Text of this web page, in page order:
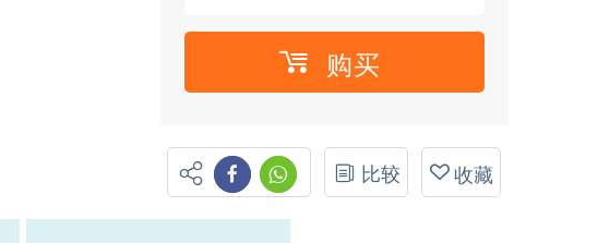
购买
比较 收藏